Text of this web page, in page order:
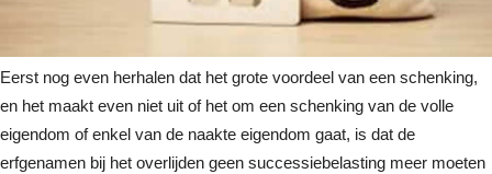
Eerst nog even herhalen dat het grote voordeel van een schenking,
en het maakt even niet uit of het om een schenking van de volle
eigendom of enkel van de naakte eigendom gaat, is dat de
erfgenamen bij het overlijden geen successiebelasting meer moeten